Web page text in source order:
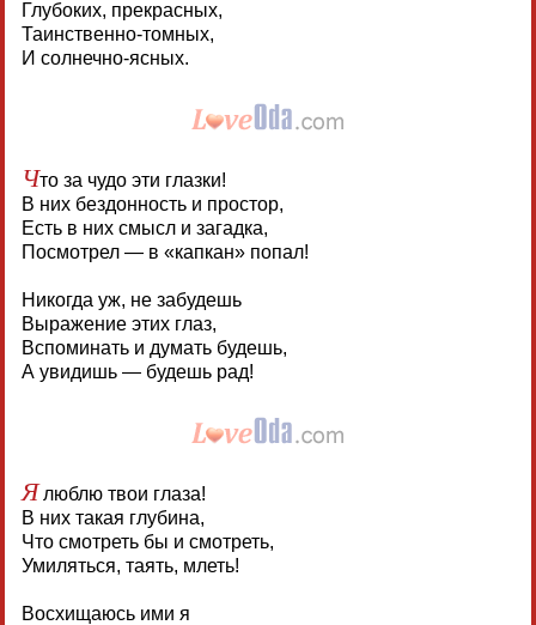
Глубоких, прекрасных,
Таинственно-томных,
И солнечно-ясных.
Что за чудо эти глазки!
В них бездонность и простор,
Есть в них смысл и загадка,
Посмотрел — в «капкан» попал!
Никогда уж, не забудешь
Выражение этих глаз,
Вспоминать и думать будешь,
А увидишь — будешь рад!
Ялюблю твои глаза!
В них такая глубина,
Что смотреть бы и смотреть,
Умиляться, таять, млеть!
Восхищаюсь ими я